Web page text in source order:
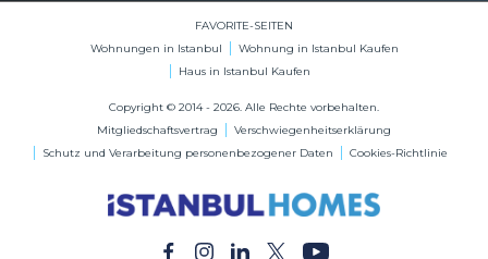
FAVORITE-SEITEN
Wohnungen in Istanbul
Wohnung in Istanbul Kaufen
Haus in Istanbul Kaufen
Copyright © 2014 - 2026. Alle Rechte vorbehalten.
Mitgliedschaftsvertrag
Verschwiegenheitserklärung
Schutz und Verarbeitung personenbezogener Daten
Cookies-Richtlinie